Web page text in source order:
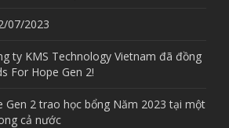
07/2023
ty KMS Technology Vietnam đã đồng
For Hope Gen 2!
Gen 2 trao học bổng Năm 2023 tại một
cả nước